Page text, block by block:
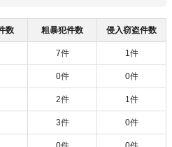
数 粗暴犯件数 侵入窃盗件数
7件 1件
0件 0件
2件 1件
3件 0件